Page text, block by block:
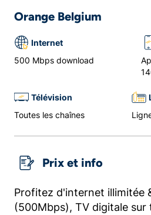
Orange Belgium
Internet
500 Mbps download
Télévision
Toutes les chaînes
Prix et info
Profitez d'internet illimitée
(500Mbps), TV digitale sur